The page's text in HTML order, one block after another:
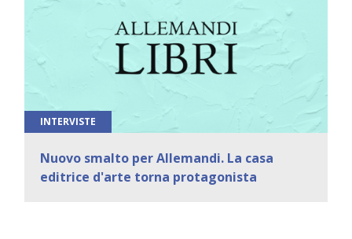
INTERVISTE
Nuovo smalto per Allemandi. La casa
editrice d'arte torna protagonista